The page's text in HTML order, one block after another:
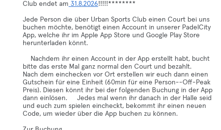
Club endet am 31.8.2026!!!!!********
Jede Person die über Urban Sports Club einen Court bei uns
buchen möchte, benötigt einen Account in unserer PadelCity
App, welche ihr im Apple App Store und Google Play Store
herunterladen könnt.
Nachdem ihr einen Account in der App erstellt habt, bucht
bitte das erste Mal ganz normal den Court und bezahlt.
Nach dem einchecken vor Ort erstellen wir euch dann einen
Gutschein für eine Einheit (60min für eine Person--Off-Peak
Preis). Diesen könnt ihr bei der folgenden Buchung in der App
dann einlösen. Jedes mal wenn ihr danach in der Halle seid
und euch zum spielen eincheckt, bekommt ihr einen neuen
Code, um wieder über die App buchen zu können.